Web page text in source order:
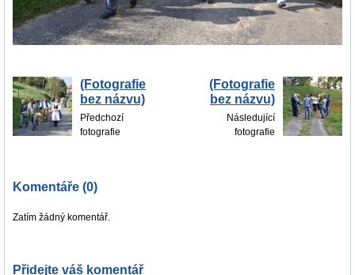
(Fotografie
bez názvu)
Předchozí
fotografie
(Fotografie
bez názvu)
Následující
fotografie
Komentáře (0)
Zatím žádný komentář.
Přidejte váš komentář